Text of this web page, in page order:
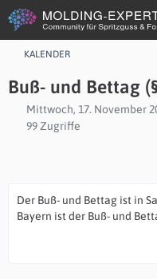
KALENDER
Buß- und Bettag
Mittwoch, 17. November
99 Zugriffe
Der Buß- und Bettag ist in
Bayern ist der Buß- und